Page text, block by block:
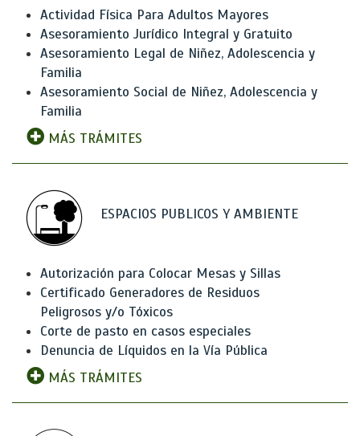
Actividad Física Para Adultos Mayores
Asesoramiento Jurídico Integral y Gratuito
Asesoramiento Legal de Niñez, Adolescencia y
Familia
Asesoramiento Social de Niñez, Adolescencia y
Familia
MÁS TRÁMITES
ESPACIOS PUBLICOS Y AMBIENTE
Autorización para Colocar Mesas y Sillas
Certificado Generadores de Residuos
Peligrosos y/o Tóxicos
Corte de pasto en casos especiales
Denuncia de Líquidos en la Vía Pública
MÁS TRÁMITES